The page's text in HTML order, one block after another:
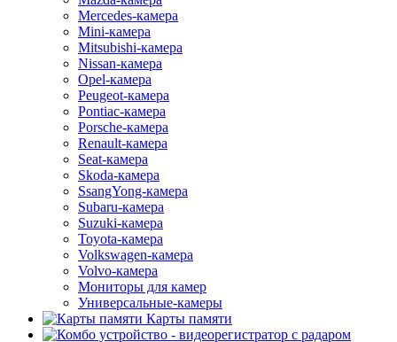
Mercedes-камера
Mini-камера
Mitsubishi-камера
Nissan-камера
Opel-камера
Peugeot-камера
Pontiac-камера
Porsche-камера
Renault-камера
Seat-камера
Skoda-камера
SsangYong-камера
Subaru-камера
Suzuki-камера
Toyota-камера
Volkswagen-камера
Volvo-камера
Мониторы для камер
Универсальные-камеры
Карты памяти